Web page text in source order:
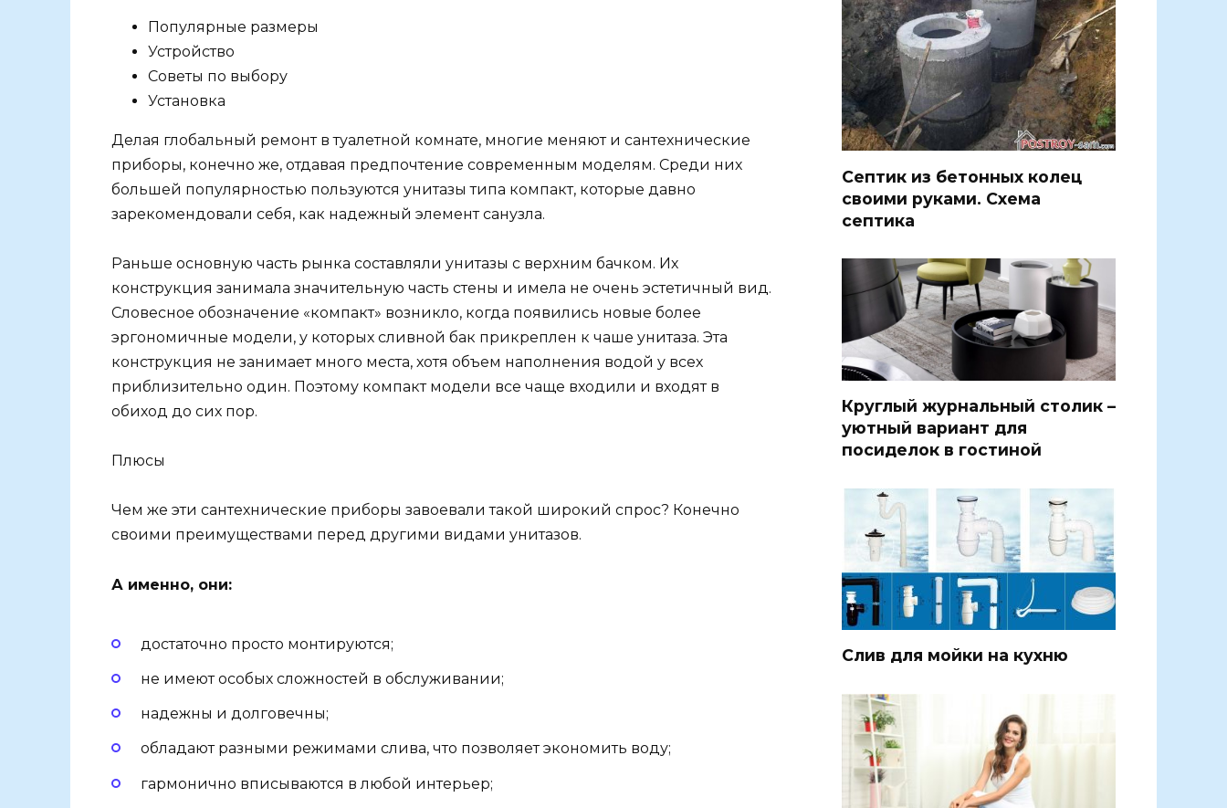
Популярные размеры
Устройство
Советы по выбору
Установка
Делая глобальный ремонт в туалетной комнате, многие меняют и сантехнические
приборы, конечно же, отдавая предпочтение современным моделям. Среди них
большей популярностью пользуются унитазы типа компакт, которые давно
зарекомендовали себя, как надежный элемент санузла.
Раньше основную часть рынка составляли унитазы с верхним бачком. Их
конструкция занимала значительную часть стены и имела не очень эстетичный вид.
Словесное обозначение «компакт» возникло, когда появились новые более
эргономичные модели, у которых сливной бак прикреплен к чаше унитаза. Эта
конструкция не занимает много места, хотя объем наполнения водой у всех
приблизительно один. Поэтому компакт модели все чаще входили и входят в
обиход до сих пор.
Плюсы
Чем же эти сантехнические приборы завоевали такой широкий спрос? Конечно
своими преимуществами перед другими видами унитазов.
А именно, они:
достаточно просто монтируются;
не имеют особых сложностей в обслуживании;
надежны и долговечны;
обладают разными режимами слива, что позволяет экономить воду;
гармонично вписываются в любой интерьер;
Септик из бетонных колец
своими руками. Схема
септика
Круглый журнальный столик –
уютный вариант для
посиделок в гостиной
Слив для мойки на кухню